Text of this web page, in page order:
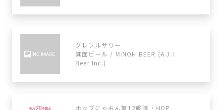
グレフルサワー
箕面ビール / MINOH BEER (A.J.I.
Beer Inc.)
ホップにゃおん第12艦隊 / HOP